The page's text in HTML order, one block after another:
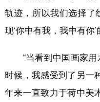
轨迹，所以我们选择了
现‘你中有我，我中有你’
“当看到中国画家用
时候，我感受到了另一
年来一直致力于荷中美